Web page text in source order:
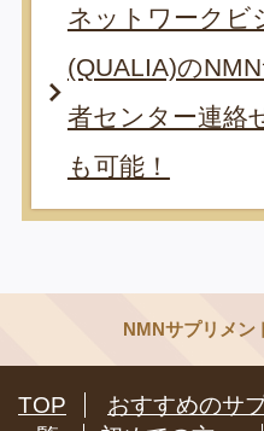
ネットワークビ
(QUALIA)の
者センター連絡
も可能！
NMNサプリメン
TOP おすすめのサ